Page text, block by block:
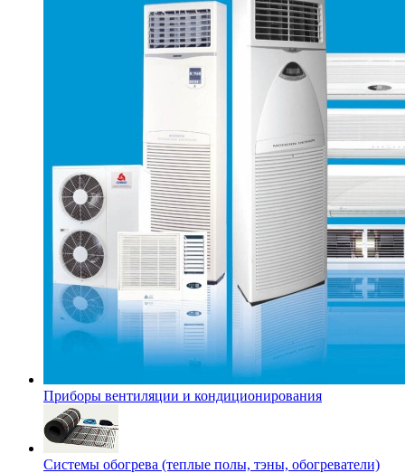
Приборы вентиляции и кондиционирования
Системы обогрева (теплые полы, тэны, обогреватели)